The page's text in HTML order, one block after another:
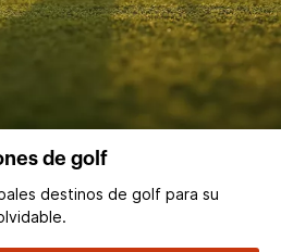
de golf
destinos de golf para su